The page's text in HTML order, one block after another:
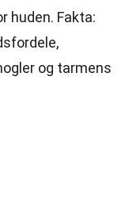
huden. Fakta:
og tarmens